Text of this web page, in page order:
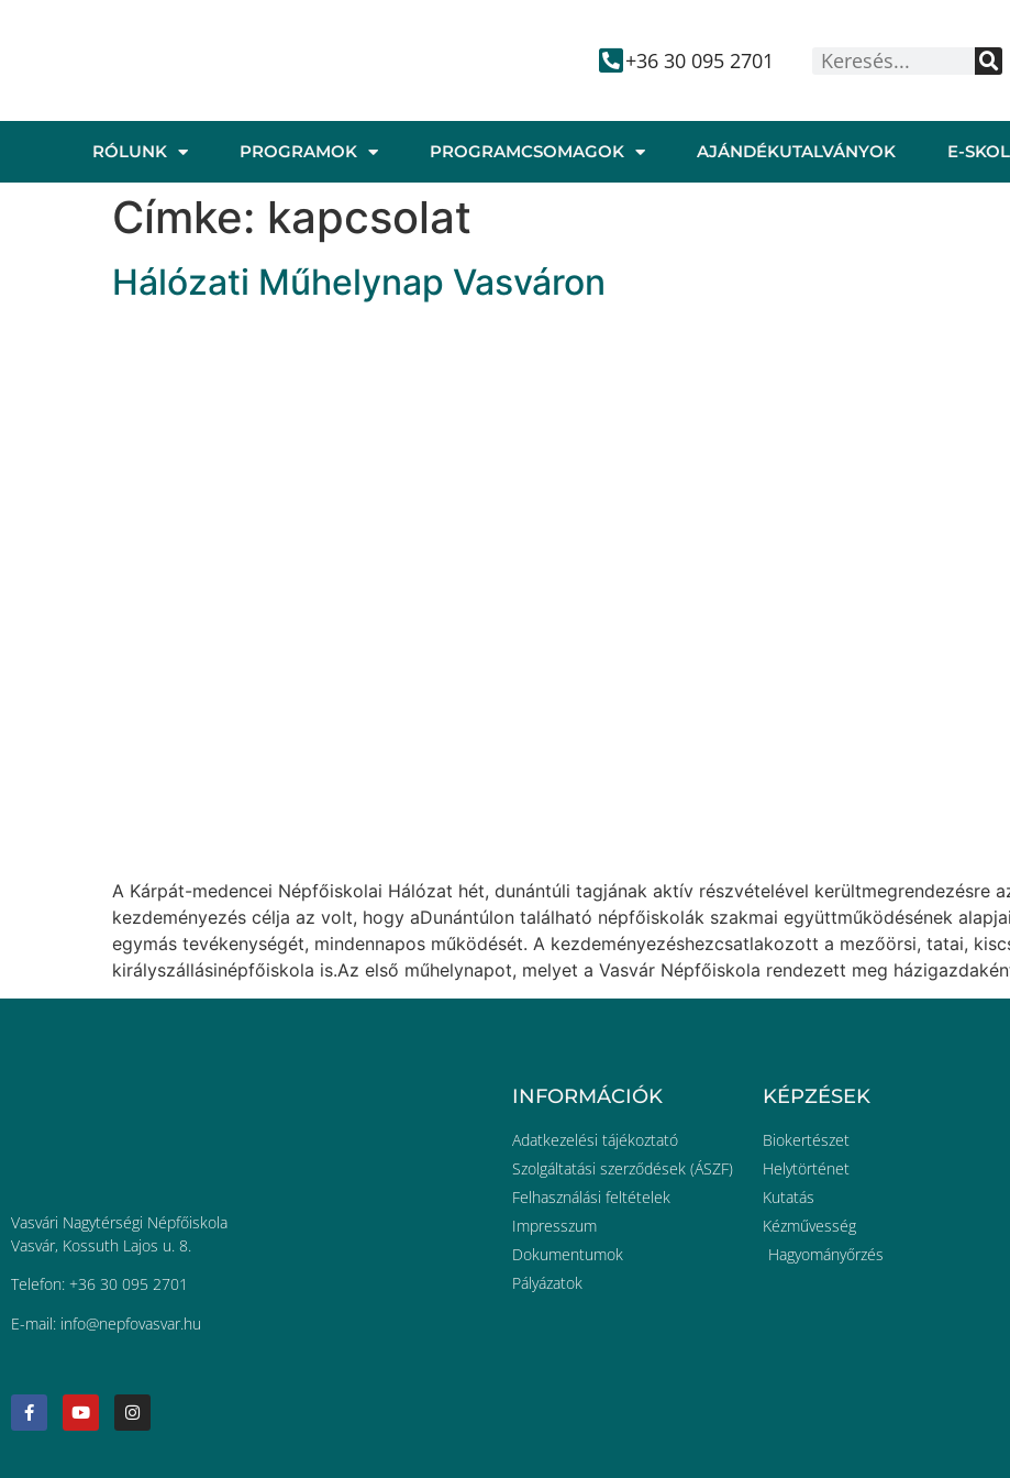
+36 30 095 2701
RÓLUNK PROGRAMOK PROGRAMCSOMAGOK AJÁNDÉKUTALVÁNYOK E-
Címke: kapcsolat
Hálózati Műhelynap Vasváron
A Kárpát-medencei Népfőiskolai Hálózat hét, dunántúli tagjának aktív részvételével kerültmegrendezésre
kezdeményezés célja az volt, hogy aDunántúlon található népfőiskolák szakmai együttműködésének
egymás tevékenységét, mindennapos működését. A kezdeményezéshezcsatlakozott a mezőörsi, tatai,
királyszállásinépfőiskola is.Az első műhelynapot, melyet a Vasvár Népfőiskola rendezett meg
Vasvári Nagytérségi Népfőiskola
Vasvár, Kossuth Lajos u. 8.
Telefon: +36 30 095 2701
E-mail: uh.ravsavofpen@ofni
INFORMÁCIÓK
Adatkezelési tájékoztató
Szolgáltatási szerződések (ÁSZF)
Felhasználási feltételek
Impresszum
Dokumentumok
Pályázatok
KÉPZÉSEK
Biokertészet
Helytörténet
Kutatás
Kézművesség
Hagyományőrzés